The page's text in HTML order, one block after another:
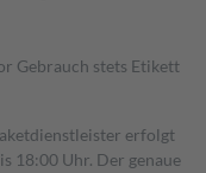
Gebrauch stets Etikett
erfolgt
18:00 Uhr. Der genaue